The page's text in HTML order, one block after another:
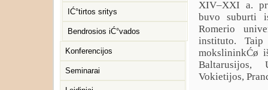
XIV–XXI a.
buvo suburti
Romerio
instituto.
mokslininkĆø
Baltarusijos,
Vokietijos,
IĆ°tirtos sritys
Bendrosios iĆ°vados
Konferencijos
Seminarai